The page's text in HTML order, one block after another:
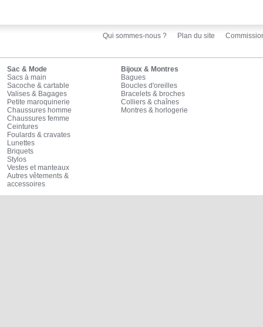
Qui sommes-nous ? Plan du site
Sac & Mode
Sacs à main
Sacoche & cartable
Valises & Bagages
Petite maroquinerie
Chaussures homme
Chaussures femme
Ceintures
Foulards & cravates
Lunettes
Briquets
Stylos
Vestes et manteaux
Autres vêtements &
accessoires
Bijoux & Montres
Bagues
Boucles d'oreilles
Bracelets & broches
Colliers & chaînes
Montres & horlogerie